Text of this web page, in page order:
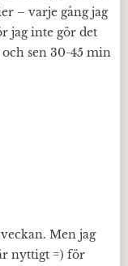
– varje gång jag
jag inte gör det
sen 30-45 min
Men jag
nyttigt =) för